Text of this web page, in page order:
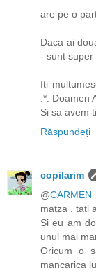
are pe o
Daca ai
- sunt super
Iti
:*. Doamen
Si sa avem
Răspundeți
copilarim
@CARMEN
matza . tati
Si eu am
unul mai
Oricum o
mancarica